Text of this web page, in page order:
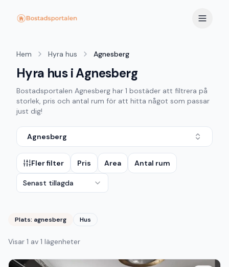
Hem Hyra hus Agnesberg
Hyra hus i Agnesberg
Bostadsportalen Agnesberg har 1 bostäder att filtrera på
storlek, pris och antal rum för att hitta något som passar
just dig!
Agnesberg
Fler filter Pris Area Antal rum
Senast tillagda
Plats: agnesberg Hus
Visar 1 av 1 lägenheter